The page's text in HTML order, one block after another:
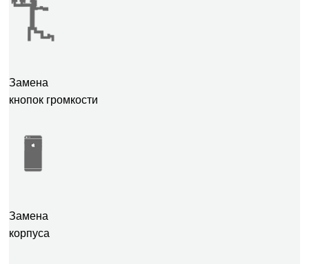
Замена
кнопок громкости
Замена
корпуса